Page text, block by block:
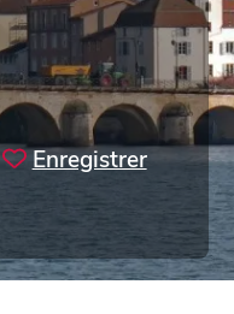
Enregistrer